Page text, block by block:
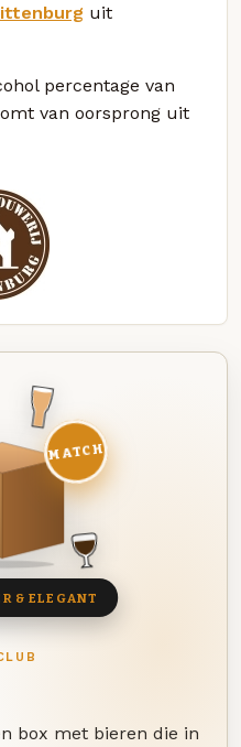
uit
percentage van
van oorsprong uit
box met bieren die in
MATCH
& ELEGANT